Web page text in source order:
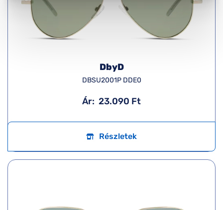
DbyD
DBSU2001P DDE0
Ár: 23.090 Ft
Részletek